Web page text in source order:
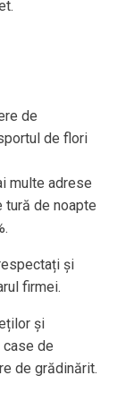
de
de flori
multe adrese
tură de noapte
și
firmei.
și
de
de grădinărit.